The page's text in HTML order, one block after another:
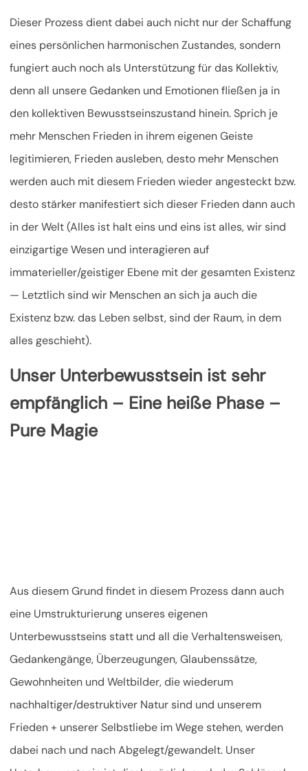
Dieser Prozess dient dabei auch nicht nur der Schaffung
eines persönlichen harmonischen Zustandes, sondern
fungiert auch noch als Unterstützung für das Kollektiv,
denn all unsere Gedanken und Emotionen fließen ja in
den kollektiven Bewusstseinszustand hinein. Sprich je
mehr Menschen Frieden in ihrem eigenen Geiste
legitimieren, Frieden ausleben, desto mehr Menschen
werden auch mit diesem Frieden wieder angesteckt bzw.
desto stärker manifestiert sich dieser Frieden dann auch
in der Welt (Alles ist halt eins und eins ist alles, wir sind
einzigartige Wesen und interagieren auf
immaterieller/geistiger Ebene mit der gesamten Existenz
— Letztlich sind wir Menschen an sich ja auch die
Existenz bzw. das Leben selbst, sind der Raum, in dem
alles geschieht).
Unser Unterbewusstsein ist sehr
empfänglich – Eine heiße Phase –
Pure Magie
Aus diesem Grund findet in diesem Prozess dann auch
eine Umstrukturierung unseres eigenen
Unterbewusstseins statt und all die Verhaltensweisen,
Gedankengänge, Überzeugungen, Glaubenssätze,
Gewohnheiten und Weltbilder, die wiederum
nachhaltiger/destruktiver Natur sind und unserem
Frieden + unserer Selbstliebe im Wege stehen, werden
dabei nach und nach Abgelegt/gewandelt. Unser